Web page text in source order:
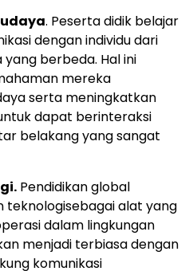
. Peserta didik belajar
dengan individu dari
berbeda. Hal ini
mereka
serta meningkatkan
dapat berinteraksi
belakang yang sangat
Pendidikan global
teknologisebagai alat yang
dalam lingkungan
menjadi terbiasa dengan
komunikasi